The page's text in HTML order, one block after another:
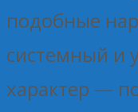
подобные
системный и
характер —